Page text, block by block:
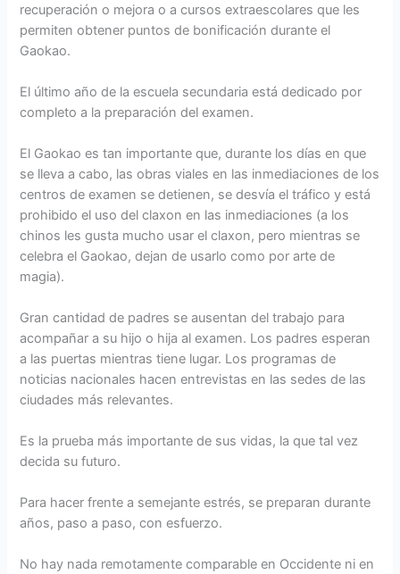
recuperación o mejora o a cursos extraescolares que les
permiten obtener puntos de bonificación durante el
Gaokao.
El último año de la escuela secundaria está dedicado por
completo a la preparación del examen.
El Gaokao es tan importante que, durante los días en que
se lleva a cabo, las obras viales en las inmediaciones de los
centros de examen se detienen, se desvía el tráfico y está
prohibido el uso del claxon en las inmediaciones (a los
chinos les gusta mucho usar el claxon, pero mientras se
celebra el Gaokao, dejan de usarlo como por arte de
magia).
Gran cantidad de padres se ausentan del trabajo para
acompañar a su hijo o hija al examen. Los padres esperan
a las puertas mientras tiene lugar. Los programas de
noticias nacionales hacen entrevistas en las sedes de las
ciudades más relevantes.
Es la prueba más importante de sus vidas, la que tal vez
decida su futuro.
Para hacer frente a semejante estrés, se preparan durante
años, paso a paso, con esfuerzo.
No hay nada remotamente comparable en Occidente ni en